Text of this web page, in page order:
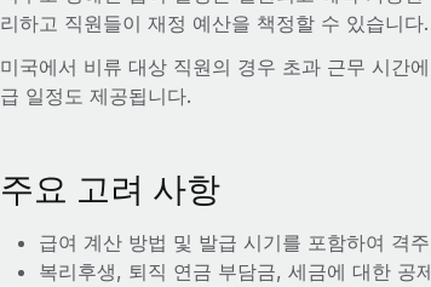
리하고 직원들이 재정 예산을 책정할 수 있습니다.
미국에서 비류 대상 직원의 경우 초과 근무 시간
급 일정도 제공됩니다.
주요 고려 사항
급여 계산 방법 및 발급 시기를 포함하여 격
복리후생, 퇴직 연금 부담금, 세금에 대한 공